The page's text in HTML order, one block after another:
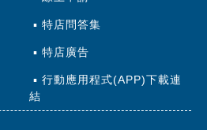
特店問答集
特店廣告
行動應用程式(APP)下載連
結